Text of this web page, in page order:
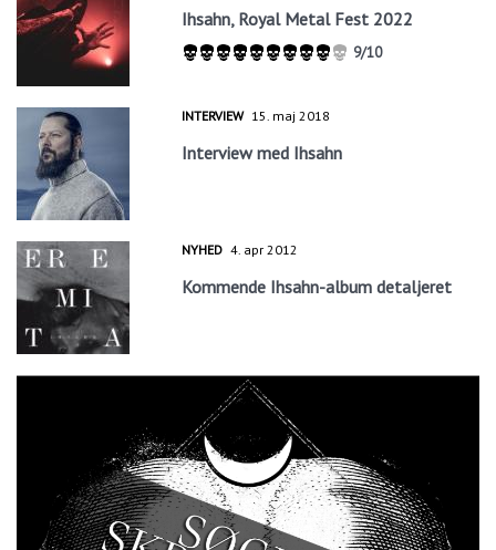
Ihsahn, Royal Metal Fest 2022
9/10
INTERVIEW 15. maj 2018
Interview med Ihsahn
NYHED 4. apr 2012
Kommende Ihsahn-album detaljeret